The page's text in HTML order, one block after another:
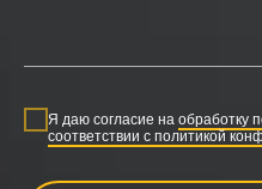
Я даю согласие на обработку
соответствии с политикой